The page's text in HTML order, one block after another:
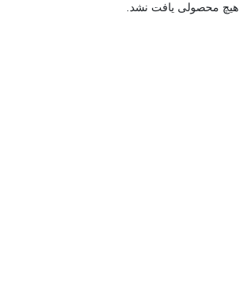
هیچ محصولی یافت نشد.